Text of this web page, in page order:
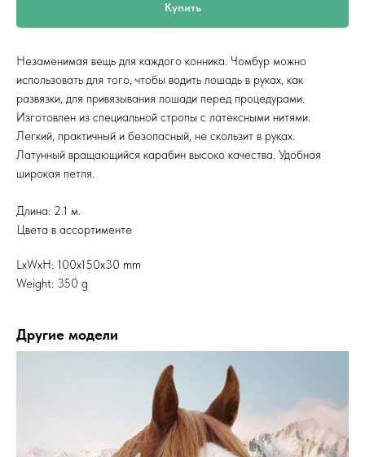
Купить
Незаменимая вещь для каждого конника. Чомбур можно
использовать для того, чтобы водить лошадь в руках, как
развязки, для привязывания лошади перед процедурами.
Изготовлен из специальной стропы с латексными нитями.
Легкий, практичный и безопасный, не скользит в руках.
Латунный вращающийся карабин высоко качества. Удобная
широкая петля.
Длина: 2.1 м.
Цвета в ассортименте
LxWxH: 100x150x30 mm
Weight: 350 g
Другие модели